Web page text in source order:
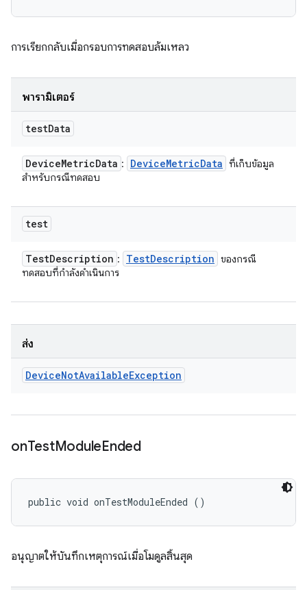
การเรียกกลับเมื่อกรอบการทดสอบล้มเหลว
พารามิเตอร์
testData
DeviceMetricData : DeviceMetricData ที่เก็บข้อมูล
สำหรับกรณีทดสอบ
test
TestDescription : TestDescription ของกรณี
ทดสอบที่กำลังดำเนินการ
ส่ง
DeviceNotAvailableException
onTestModuleEnded
public void onTestModuleEnded ()
อนุญาตให้บันทึกเหตุการณ์เมื่อโมดูลสิ้นสุด